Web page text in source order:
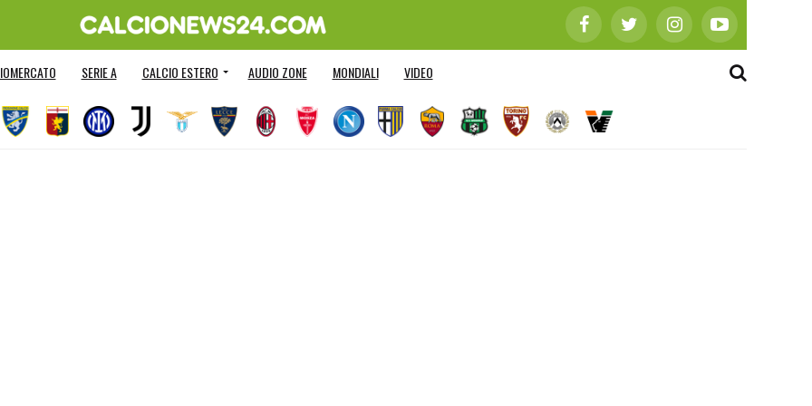
SERIE A CALCIO ESTERO AUDIO ZONE MONDIALI VIDEO